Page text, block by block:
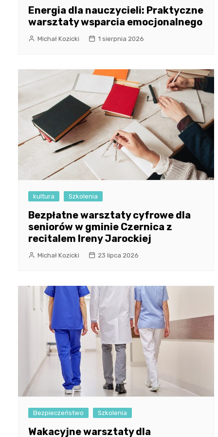
Energia dla nauczycieli: Praktyczne
warsztaty wsparcia emocjonalnego
Michał Kozicki 1 sierpnia 2026
kultura Szkolenia
Bezpłatne warsztaty cyfrowe dla
seniorów w gminie Czernica z
recitalem Ireny Jarockiej
Michał Kozicki 23 lipca 2026
Bezpieczeństwo Szkolenia
Wakacyjne warsztaty dla